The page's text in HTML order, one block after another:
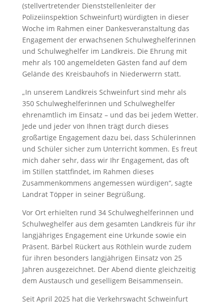
(stellvertretender Dienststellenleiter der
Polizeiinspektion Schweinfurt) würdigten in dieser
Woche im Rahmen einer Dankesveranstaltung das
Engagement der erwachsenen Schulweghelferinnen
und Schulweghelfer im Landkreis. Die Ehrung mit
mehr als 100 angemeldeten Gästen fand auf dem
Gelände des Kreisbauhofs in Niederwerrn statt.
„In unserem Landkreis Schweinfurt sind mehr als
350 Schulweghelferinnen und Schulweghelfer
ehrenamtlich im Einsatz – und das bei jedem Wetter.
Jede und jeder von Ihnen trägt durch dieses
großartige Engagement dazu bei, dass Schülerinnen
und Schüler sicher zum Unterricht kommen. Es freut
mich daher sehr, dass wir Ihr Engagement, das oft
im Stillen stattfindet, im Rahmen dieses
Zusammenkommens angemessen würdigen“, sagte
Landrat Töpper in seiner Begrüßung.
Vor Ort erhielten rund 34 Schulweghelferinnen und
Schulweghelfer aus dem gesamten Landkreis für ihr
langjähriges Engagement eine Urkunde sowie ein
Präsent. Bärbel Rückert aus Röthlein wurde zudem
für ihren besonders langjährigen Einsatz von 25
Jahren ausgezeichnet. Der Abend diente gleichzeitig
dem Austausch und geselligem Beisammensein.
Seit April 2025 hat die Verkehrswacht Schweinfurt